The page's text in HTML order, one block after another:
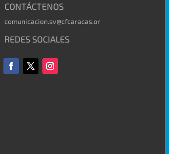
CONTÁCTENOS
comunicacion.sv@cfcaracas.org
REDES SOCIALES